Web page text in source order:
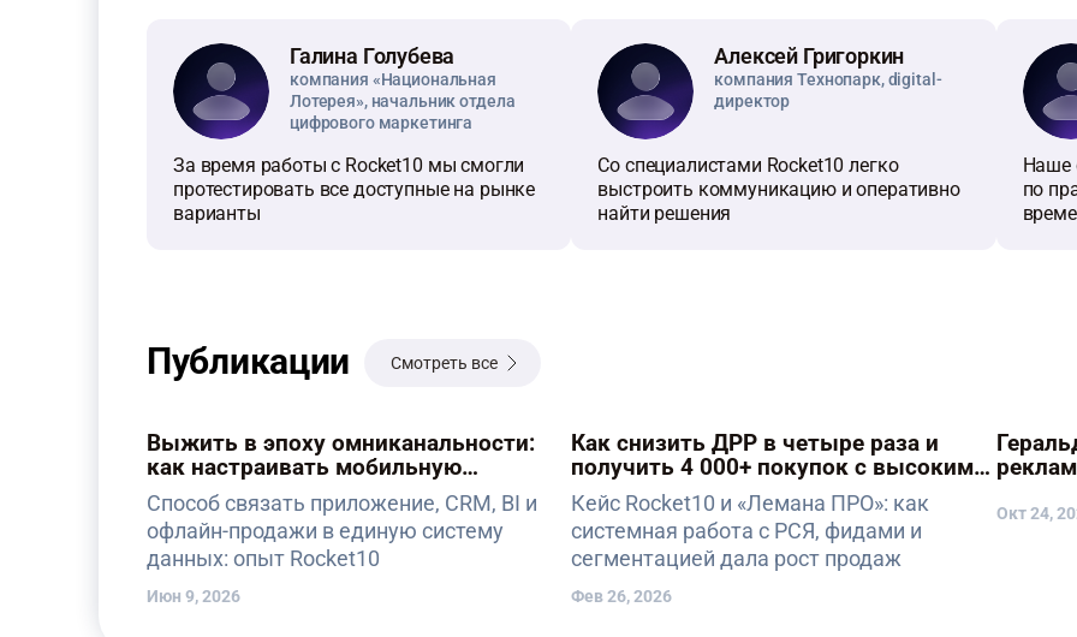
Галина Голубева
компания «Национальная
Лотерея», начальник отдела
цифрового маркетинга
За время работы с Rocket10 мы смогли
протестировать все доступные на рынке
варианты
Алексей Григоркин
компания Технопарк, digital-
директор
Cо специалистами Rocket10 легко
выстроить коммуникацию и оперативно
найти решения
Наше
по
Публикации Смотреть все
Выжить в эпоху омниканальности:
как настраивать мобильную
аналитику в ретейле
Способ связать приложение, CRM, BI и
офлайн-продажи в единую систему
данных: опыт Rocket10
Июн 9, 2026
Как снизить ДРР в четыре раза и
получить 4 000+ покупок с высоким
чеком за девять месяцев
Кейс Rocket10 и «Лемана ПРО»: как
системная работа с РСЯ, фидами и
сегментацией дала рост продаж
Фев 26, 2026
Окт 24,